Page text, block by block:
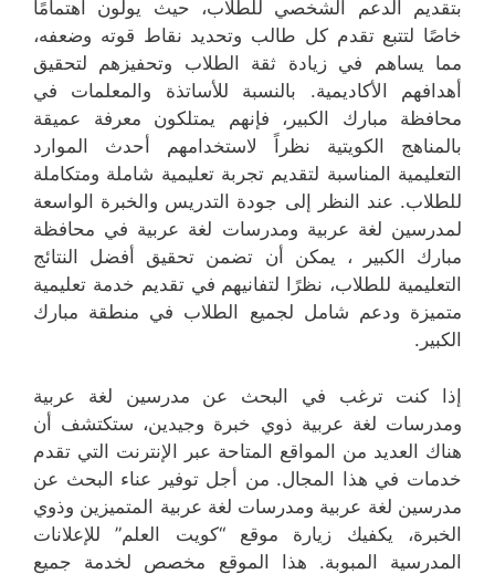
بتقديم الدعم الشخصي للطلاب، حيث يولون اهتمامًا
خاصًا لتتبع تقدم كل طالب وتحديد نقاط قوته وضعفه،
مما يساهم في زيادة ثقة الطلاب وتحفيزهم لتحقيق
أهدافهم الأكاديمية. بالنسبة للأساتذة والمعلمات في
محافظة مبارك الكبير، فإنهم يمتلكون معرفة عميقة
بالمناهج الكويتية نظراً لاستخدامهم أحدث الموارد
التعليمية المناسبة لتقديم تجربة تعليمية شاملة ومتكاملة
للطلاب. عند النظر إلى جودة التدريس والخبرة الواسعة
لمدرسين لغة عربية ومدرسات لغة عربية في محافظة
مبارك الكبير ، يمكن أن تضمن تحقيق أفضل النتائج
التعليمية للطلاب، نظرًا لتفانيهم في تقديم خدمة تعليمية
متميزة ودعم شامل لجميع الطلاب في منطقة مبارك
الكبير.
إذا كنت ترغب في البحث عن مدرسين لغة عربية
ومدرسات لغة عربية ذوي خبرة وجيدين، ستكتشف أن
هناك العديد من المواقع المتاحة عبر الإنترنت التي تقدم
خدمات في هذا المجال. من أجل توفير عناء البحث عن
مدرسين لغة عربية ومدرسات لغة عربية المتميزين وذوي
الخبرة، يكفيك زيارة موقع “كويت العلم” للإعلانات
المدرسية المبوبة. هذا الموقع مخصص لخدمة جميع